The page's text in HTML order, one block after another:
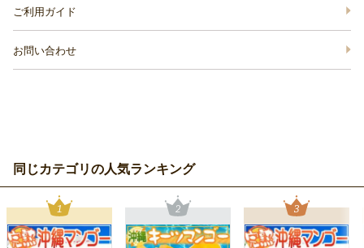
ご利用ガイド
お問い合わせ
同じカテゴリの人気ランキング